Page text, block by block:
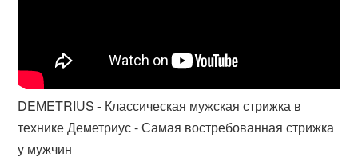
DEMETRIUS - Классическая мужская стрижка в
технике Деметриус - Самая востребованная стрижка
у мужчин